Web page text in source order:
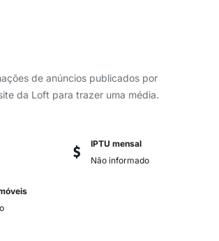
de anúncios publicados por
da Loft para trazer uma média.
IPTU mensal
Não informado